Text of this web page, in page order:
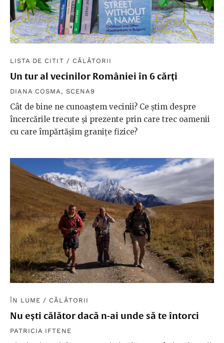
LISTA DE CITIT / CĂLĂTORII
Un tur al vecinilor României în 6 cărți
DIANA COSMA , SCENA9
Cât de bine ne cunoaștem vecinii? Ce știm despre
încercările trecute și prezente prin care trec oamenii
cu care împărtășim granițe fizice?
ÎN LUME / CĂLĂTORII
Nu ești călător dacă n-ai unde să te întorci
PATRICIA IFTENE